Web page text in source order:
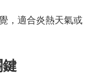
，適合炎熱天氣或
鍵